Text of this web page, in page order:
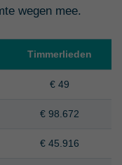
wegen mee.
Timmerlieden
€ 49
€ 98.672
€ 45.916